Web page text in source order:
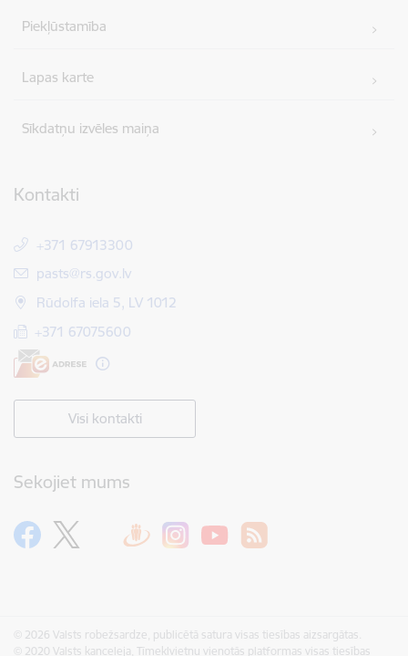
Piekļūstamība
Lapas karte
Sīkdatņu izvēles maiņa
Kontakti
+371 67913300
E-pasts:
pasts@rs.gov.lv
Rūdolfa iela 5, LV 1012
+371 67075600
Visi kontakti
Sekojiet mums
© 2026 Valsts robežsardze, publicētā satura visas tiesības aizsargātas.
© 2020 Valsts kanceleja, Tīmekļvietņu vienotās platformas visas tiesības